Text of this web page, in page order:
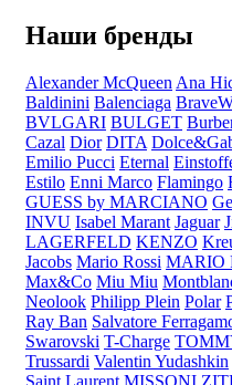
Наши бренды
Alexander McQueen Ana
Baldinini Balenciaga
BVLGARI BULGET
Cazal Dior DITA
Emilio Pucci Eternal
Estilo Enni Marco Flamingo
GUESS by MARCIANO
INVU Isabel Marant Jaguar
LAGERFELD KENZO
Jacobs Mario Rossi MARIO
Max&Co Miu Miu
Neolook Philipp Plein Polar
Ray Ban Salvatore
Swarovski T-Charge
Trussardi Valentin Yudashkin